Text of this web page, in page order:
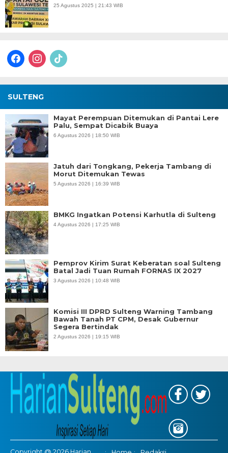
25 Agustus 2025 | 21:43 WIB
facebookinstagram
tiktok
SULTENG
Mayat Perempuan Ditemukan di Pantai Lere
Palu, Sempat Dicabik Buaya
6 Agustus 2026 | 18:50 WIB
Jatuh dari Tongkang, Pekerja Tambang di
Morut Ditemukan Tewas
5 Agustus 2026 | 16:39 WIB
BMKG Ingatkan Potensi Karhutla di Sulteng
4 Agustus 2026 | 17:25 WIB
Pemprov Kirim Surat Keberatan soal Sulteng
Batal Jadi Tuan Rumah FORNAS IX 2027
3 Agustus 2026 | 10:48 WIB
Komisi III DPRD Sulteng Warning Tambang
Bawah Tanah PT CPM, Desak Gubernur
Segera Bertindak
2 Agustus 2026 | 19:15 WIB